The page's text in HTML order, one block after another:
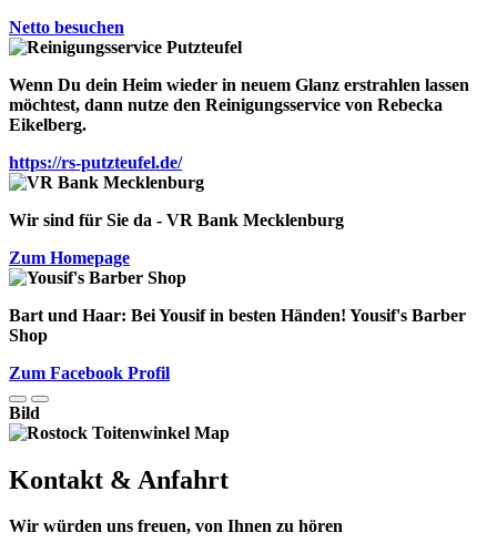
Netto besuchen
Wenn Du dein Heim wieder in neuem Glanz erstrahlen lassen
möchtest, dann nutze den Reinigungsservice von Rebecka
Eikelberg.
https://rs-putzteufel.de/
Wir sind für Sie da - VR Bank Mecklenburg
Zum Homepage
Bart und Haar: Bei Yousif in besten Händen! Yousif's Barber
Shop
Zum Facebook Profil
Bild
Kontakt & Anfahrt
Wir würden uns freuen, von Ihnen zu hören